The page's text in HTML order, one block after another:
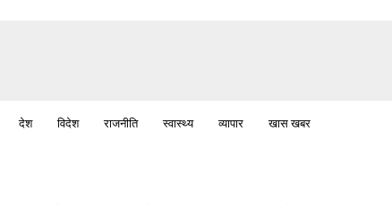
देश विदेश राजनीति स्वास्थ्य व्यापार खास खबर